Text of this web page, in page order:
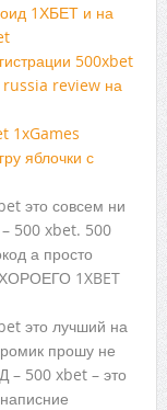
1ХБЕТ и на
500xbet
review на
1xGames
яблочки с
это совсем ни
500 xbet. 500
а просто
1XBET
это лучший на
прошу не
– 500 xbet – это